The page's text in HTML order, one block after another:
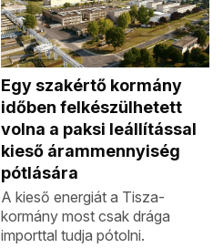
Egy szakértő kormány
időben felkészülhetett
volna a paksi leállítással
kieső árammennyiség
pótlására
A kieső energiát a Tisza-
kormány most csak drága
importtal tudja pótolni.